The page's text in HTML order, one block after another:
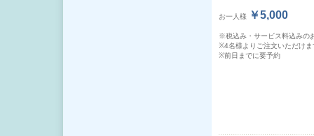
お一人様 ￥5,000
※税込み・サービス料込みの
※4名様よりご注文いただけま
※前日までに要予約